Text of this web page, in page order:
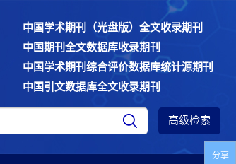
中国学术期刊（光盘版）全文收录期刊
中国期刊全文数据库收录期刊
中国学术期刊综合评价数据库统计源期刊
中国引文数据库全文收录期刊
高级检索
分享